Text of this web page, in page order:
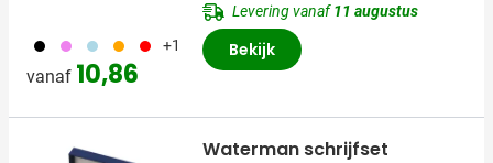
001 354 018 007 008 +1
vanaf 10,86
Levering vanaf11 augustus
Bekijk
Waterman schrijfset